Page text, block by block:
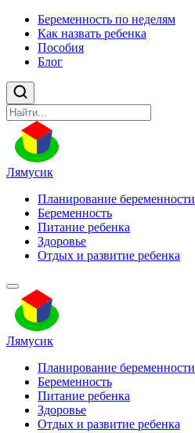
Беременность по неделям
Как назвать ребенка
Пособия
Блог
Лямусик
Планирование беременности
Беременность
Питание ребенка
Здоровье
Отдых и развитие ребенка
Лямусик
Планирование беременности
Беременность
Питание ребенка
Здоровье
Отдых и развитие ребенка